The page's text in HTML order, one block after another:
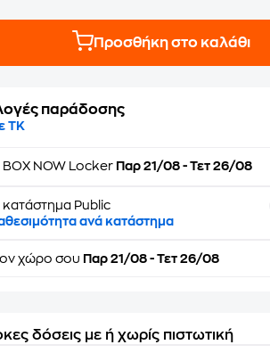
Προσθήκη στο καλάθι
παράδοσης
ΤΚ
BOX NOW Locker Παρ 21/08 - Τετ 26/08
κατάστημα Public
ανά κατάστημα
χώρο σου Παρ 21/08 - Τετ 26/08
δόσεις με ή χωρίς πιστωτική